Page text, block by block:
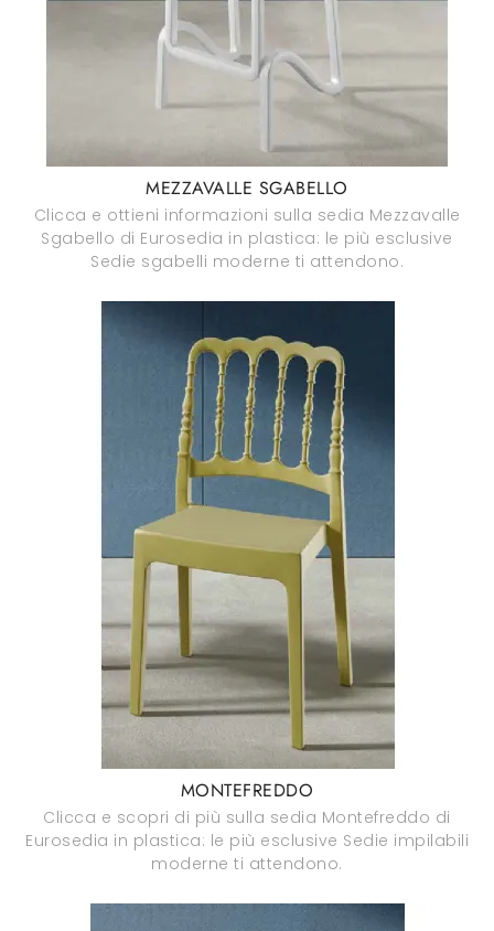
MEZZAVALLE SGABELLO
Clicca e ottieni informazioni sulla sedia Mezzavalle
Sgabello di Eurosedia in plastica: le più esclusive
Sedie sgabelli moderne ti attendono.
MONTEFREDDO
Clicca e scopri di più sulla sedia Montefreddo di
Eurosedia in plastica: le più esclusive Sedie impilabili
moderne ti attendono.